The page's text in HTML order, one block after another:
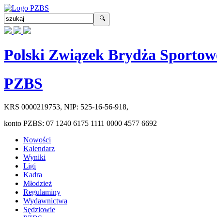
Polski Związek Brydża
PZBS
KRS 0000219753, NIP: 525-16-56-918,
konto PZBS: 07 1240 6175 1111 0000 4577 6692
Nowości
Kalendarz
Wyniki
Ligi
Kadra
Młodzież
Regulaminy
Wydawnictwa
Sędziowie